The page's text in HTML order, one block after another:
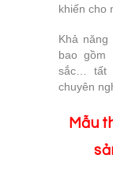
khiến cho
Khả năng
bao gồm
sắc… tất
chuyên
Mẫu